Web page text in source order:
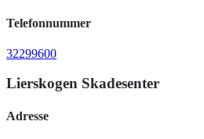
Telefonnummer
32299600
Lierskogen Skadesenter
Adresse